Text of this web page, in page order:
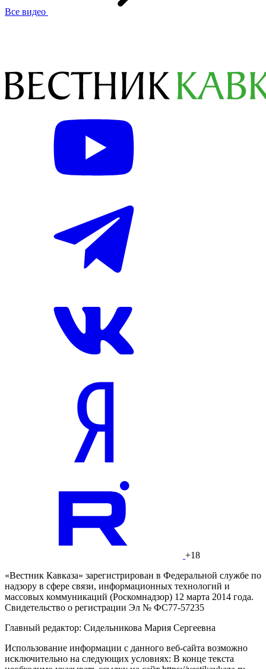
Все видео
+18
«Вестник Кавказа» зарегистрирован в Федеральной службе по
надзору в сфере связи, информационных технологий и
массовых коммуникаций (Роскомнадзор) 12 марта 2014 года.
Свидетельство о регистрации Эл № ФС77-57235
Главный редактор: Сидельникова Мария Сергеевна
Использование информации с данного веб-сайта возможно
исключительно на следующих условиях: В конце текста